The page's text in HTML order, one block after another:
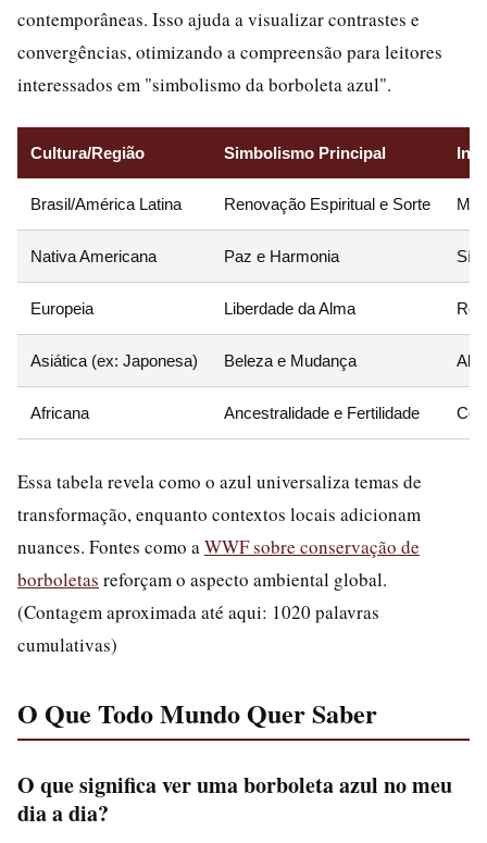
contemporâneas. Isso ajuda a visualizar contrastes e
convergências, otimizando a compreensão para leitores
interessados em "simbolismo da borboleta azul".
Cultura/Região Simbolismo Principal
Brasil/América Latina Renovação Espiritual e Sorte
Nativa Americana Paz e Harmonia
Europeia Liberdade da Alma
Asiática (ex: Japonesa) Beleza e Mudança
Africana Ancestralidade e Fertilidade
Essa tabela revela como o azul universaliza temas de
transformação, enquanto contextos locais adicionam
nuances. Fontes como aWWF sobre conservação de
borboletas reforçam o aspecto ambiental global.
(Contagem aproximada até aqui: 1020 palavras
cumulativas)
O Que Todo Mundo Quer Saber
O que significa ver uma borboleta azul no meu
dia a dia?